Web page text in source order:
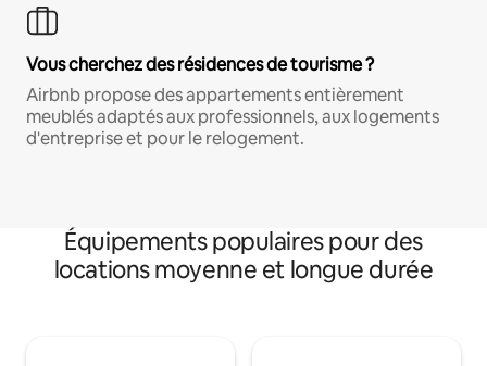
Vous cherchez des résidences de tourisme ?
Airbnb propose des appartements entièrement
meublés adaptés aux professionnels, aux logements
d'entreprise et pour le relogement.
Équipements populaires pour des
locations moyenne et longue durée